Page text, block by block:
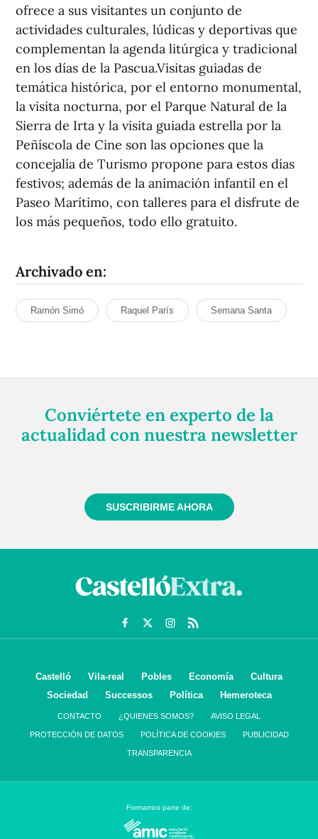
ofrece a sus visitantes un conjunto de
actividades culturales, lúdicas y deportivas que
complementan la agenda litúrgica y tradicional
en los días de la Pascua.Visitas guiadas de
temática histórica, por el entorno monumental,
la visita nocturna, por el Parque Natural de la
Sierra de Irta y la visita guiada estrella por la
Peñíscola de Cine son las opciones que la
concejalía de Turismo propone para estos días
festivos; además de la animación infantil en el
Paseo Marítimo, con talleres para el disfrute de
los más pequeños, todo ello gratuito.
Archivado en:
Ramón Simó Raquel París Semana Santa
Conviértete en experto de la
actualidad con nuestra newsletter
SUSCRIBIRME AHORA
Castelló Vila-real Pobles Economía
Cultura
Sociedad
Successos Política Hemeroteca
CONTACTO ¿QUIENES SOMOS? AVISO LEGAL
PROTECCIÓN DE DATOS POLÍTICA DE COOKIES PUBLICIDAD
TRANSPARENCIA
Formamos parte de: